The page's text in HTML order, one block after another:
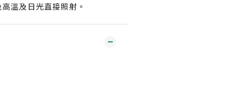
溫及日光直接照射。